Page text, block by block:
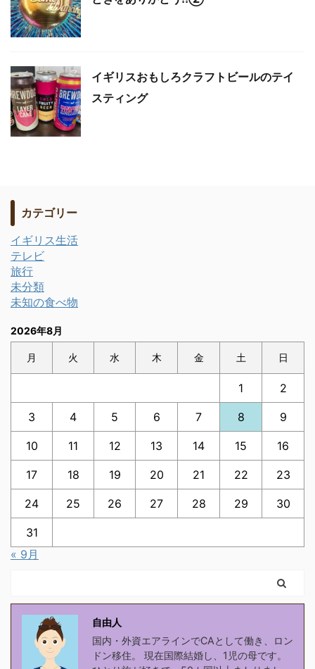
イギリスおもしろクラフトビールのテイ
スティング
カテゴリー
イギリス生活
テレビ
旅行
未分類
未知の食べ物
2026年8月
月 火 水 木 金 土 日
1 2
3 4 5 6 7 8 9
10 11 12 13 14 15 16
17 18 19 20 21 22 23
24 25 26 27 28 29 30
31
« 9月
自由人
国内・外資エアラインでCAとして働き、ロン
ドン移住。 現在国際結婚し、1児の母です。